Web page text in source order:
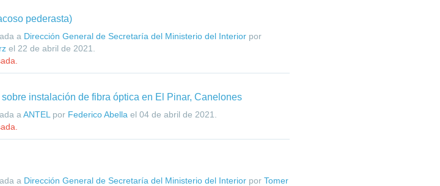
pederasta)
a Dirección General de Secretaría del Ministerio del Interiorpor
el 22 de abril de 2021
sobre instalación de fibra óptica en El Pinar, Canelones
a ANTEL por Federico Abella el 04 de abril de 2021
a Dirección General de Secretaría del Ministerio del Interiorpor Tomer